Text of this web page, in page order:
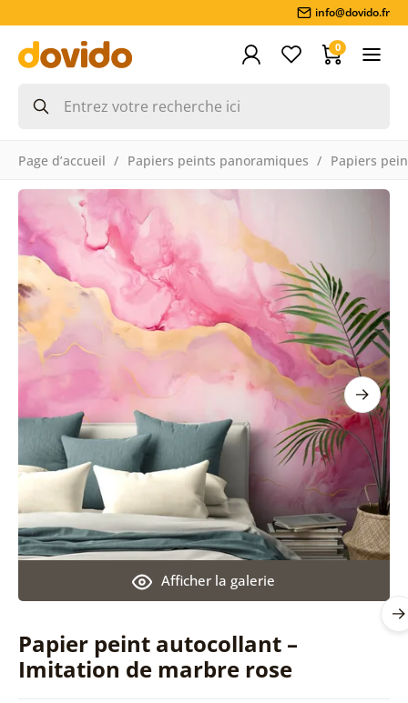
info@dovido.fr
0
Page d’accueil Papiers peints panoramiques Papiers
Papier peint autocollant –
Imitation de marbre rose
Afficher la galerie